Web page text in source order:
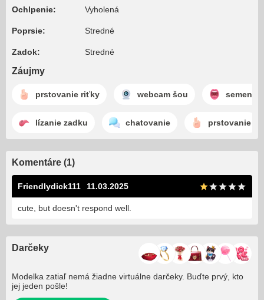
Ochlpenie: Vyholená
Poprsie: Stredné
Zadok: Stredné
Záujmy
prstovanie riťky webcam šou semeno
lízanie zadku chatovanie prstovanie
Komentáre (1)
Friendlydick111 11.03.2025
cute, but doesn't respond well.
Darčeky
Modelka zatiaľ nemá žiadne virtuálne darčeky. Buďte prvý, kto
jej jeden pošle!